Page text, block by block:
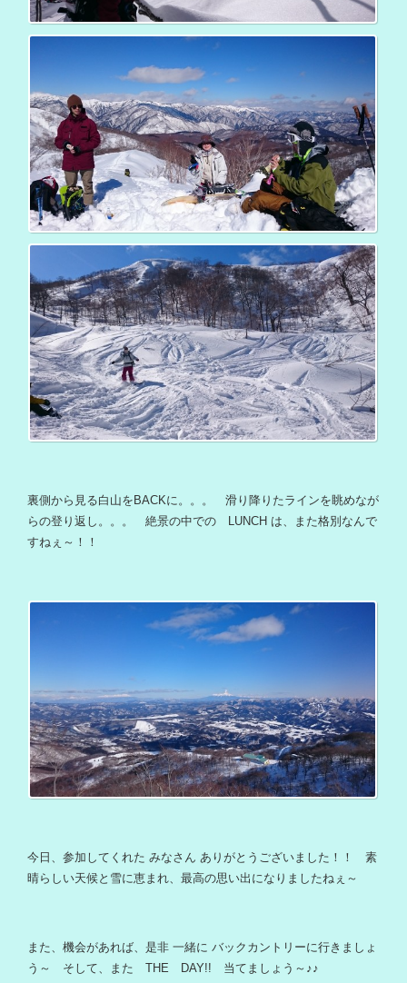
裏側から見る白山をBACKに。。。 滑り降りたラインを眺めなが
らの登り返し。。。 絶景の中での LUNCH は、また格別なんで
すねぇ～！！
今日、参加してくれた みなさん ありがとうございました！！ 素
晴らしい天候と雪に恵まれ、最高の思い出になりましたねぇ～
また、機会があれば、是非 一緒に バックカントリーに行きましょ
う～ そして、また THE DAY!! 当てましょう～♪♪